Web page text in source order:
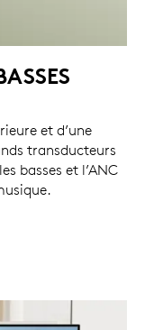
et d’une
transducteurs
basses et l’ANC